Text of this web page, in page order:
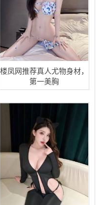
楼凤网推荐真人尤物身材，
第一美胸